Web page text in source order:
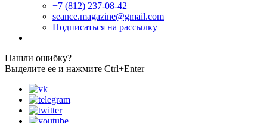
+7 (812) 237-08-42
seance.magazine@gmail.com
Подписаться на рассылку
Нашли ошибку?
Выделите ее и нажмите Ctrl+Enter